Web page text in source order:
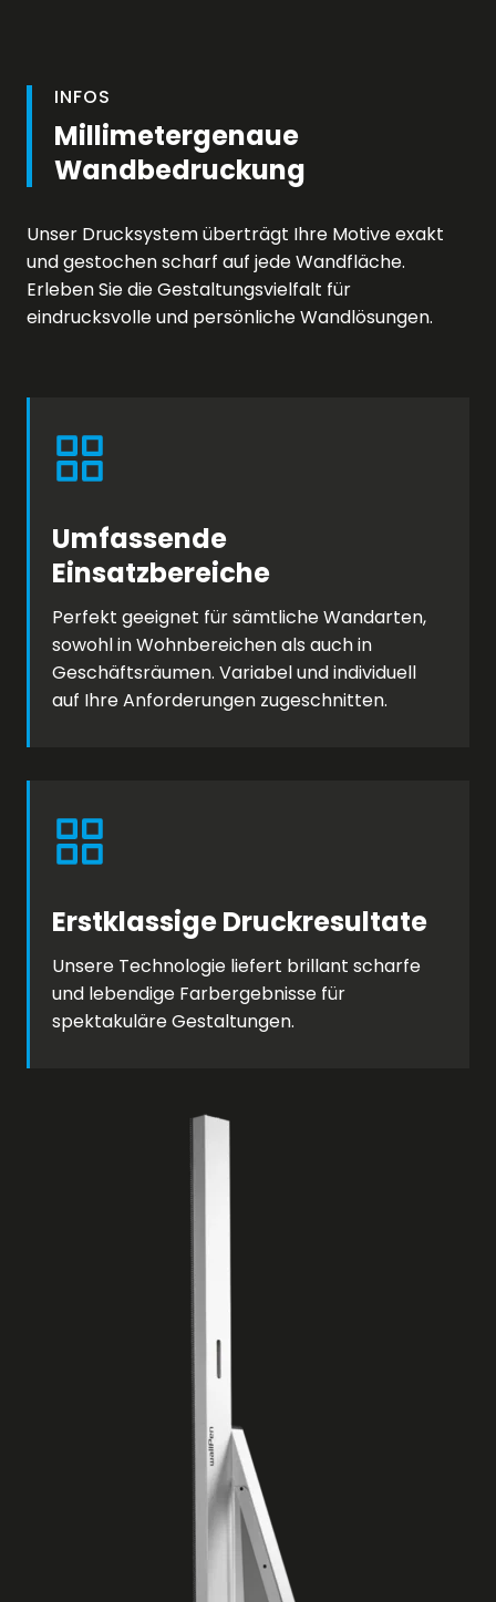
INFOS
Millimetergenaue
Wandbedruckung
Unser Drucksystem überträgt Ihre Motive exakt
und gestochen scharf auf jede Wandfläche.
Erleben Sie die Gestaltungsvielfalt für
eindrucksvolle und persönliche Wandlösungen.
Umfassende
Einsatzbereiche
Perfekt geeignet für sämtliche Wandarten,
sowohl in Wohnbereichen als auch in
Geschäftsräumen. Variabel und individuell
auf Ihre Anforderungen zugeschnitten.
Erstklassige Druckresultate
Unsere Technologie liefert brillant scharfe
und lebendige Farbergebnisse für
spektakuläre Gestaltungen.